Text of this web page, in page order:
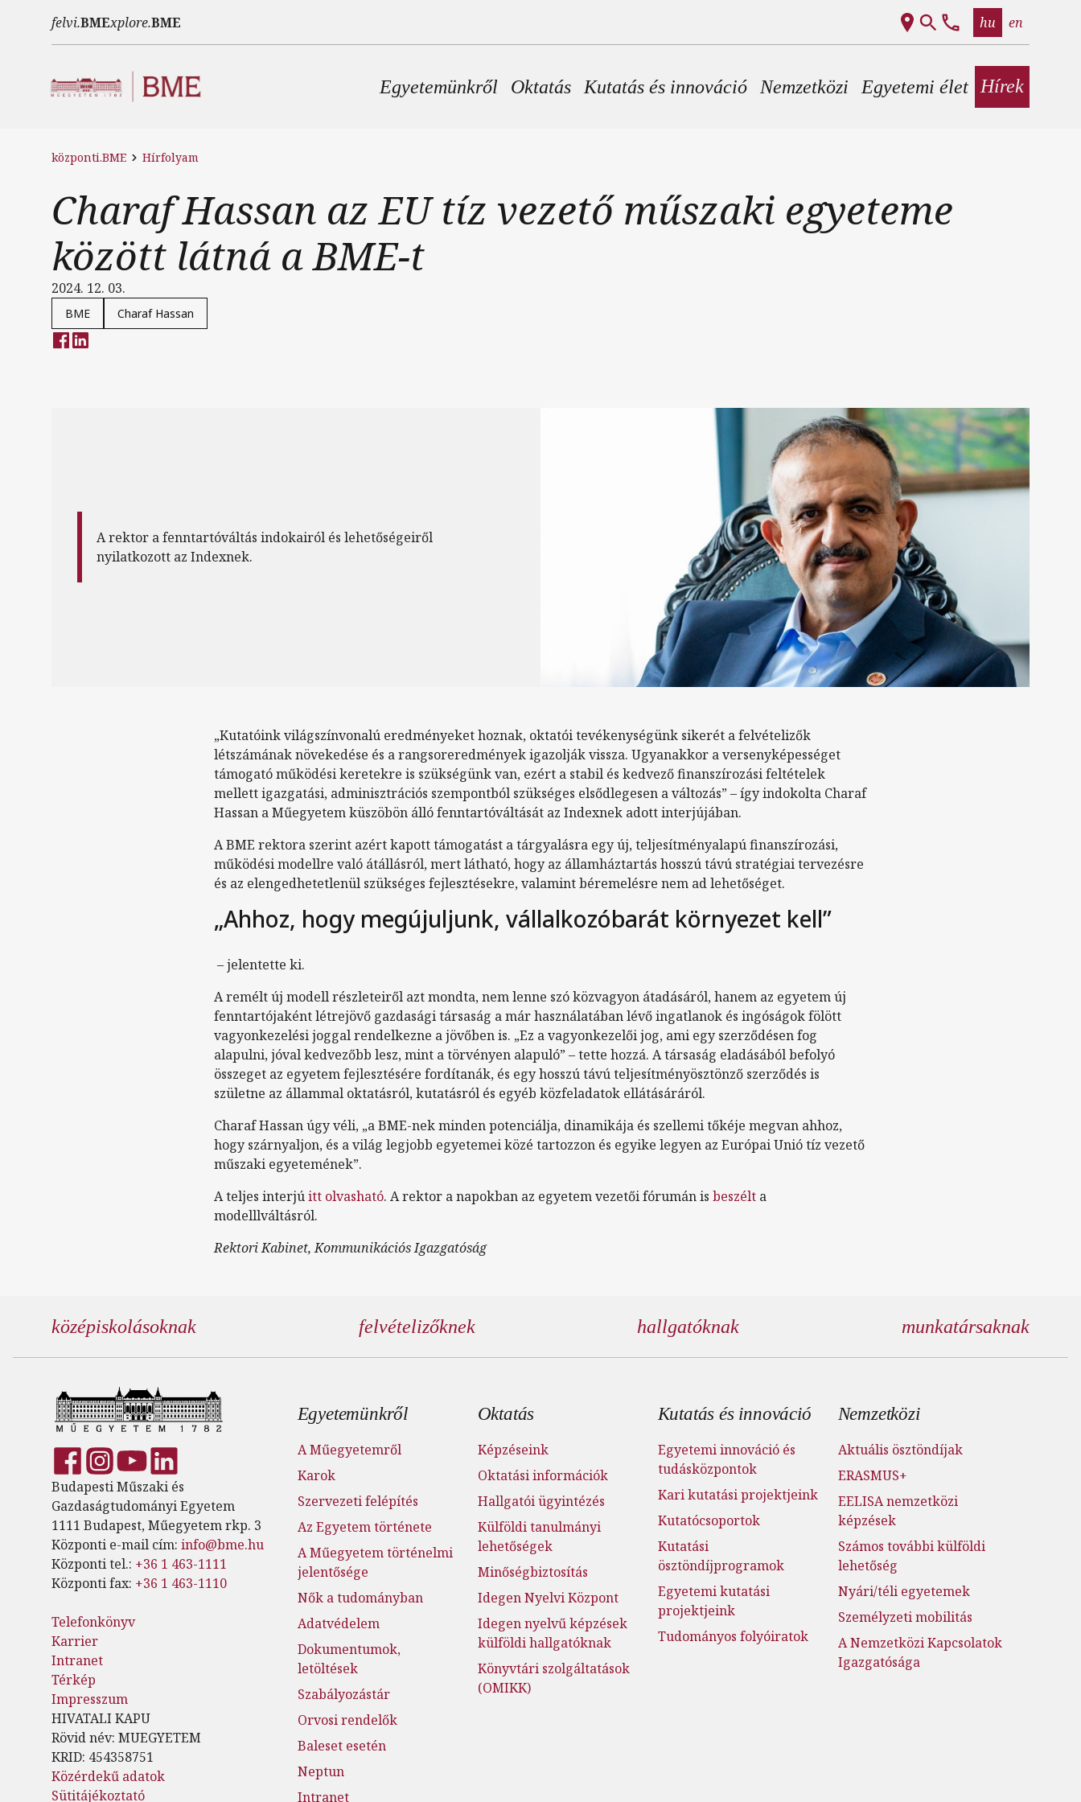
felvi.BMExplore.BME hu en
Fő navigáció
Egyetemünkről Oktatás Kutatás és innováció Nemzetközi Egyetemi élet Hírek
központi.BME Hírfolyam
Charaf Hassan az EU tíz vezető műszaki egyeteme
között látná a BME-t
2024. 12. 03.
BME Charaf Hassan
A rektor a fenntartóváltás indokairól és lehetőségeiről
nyilatkozott az Indexnek.
„Kutatóink világszínvonalú eredményeket hoznak, oktatói tevékenységünk sikerét a felvételizők
létszámának növekedése és a rangsoreredmények igazolják vissza. Ugyanakkor a versenyképességet
támogató működési keretekre is szükségünk van, ezért a stabil és kedvező finanszírozási feltételek
mellett igazgatási, adminisztrációs szempontból szükséges elsődlegesen a változás” – így indokolta Charaf
Hassan a Műegyetem küszöbön álló fenntartóváltását az Indexnek adott interjújában.
A BME rektora szerint azért kapott támogatást a tárgyalásra egy új, teljesítményalapú finanszírozási,
működési modellre való átállásról, mert látható, hogy az államháztartás hosszú távú stratégiai tervezésre
és az elengedhetetlenül szükséges fejlesztésekre, valamint béremelésre nem ad lehetőséget.
„Ahhoz, hogy megújuljunk, vállalkozóbarát környezet kell”
– jelentette ki.
A remélt új modell részleteiről azt mondta, nem lenne szó közvagyon átadásáról, hanem az egyetem új
fenntartójaként létrejövő gazdasági társaság a már használatában lévő ingatlanok és ingóságok fölött
vagyonkezelési joggal rendelkezne a jövőben is. „Ez a vagyonkezelői jog, ami egy szerződésen fog
alapulni, jóval kedvezőbb lesz, mint a törvényen alapuló” – tette hozzá. A társaság eladásából befolyó
összeget az egyetem fejlesztésére fordítanák, és egy hosszú távú teljesítményösztönző szerződés is
születne az állammal oktatásról, kutatásról és egyéb közfeladatok ellátásáráról.
Charaf Hassan úgy véli, „a BME-nek minden potenciálja, dinamikája és szellemi tőkéje megvan ahhoz,
hogy szárnyaljon, és a világ legjobb egyetemei közé tartozzon és egyike legyen az Európai Unió tíz vezető
műszaki egyetemének”.
A teljes interjúitt olvasható. A rektor a napokban az egyetem vezetői fórumán is beszélt a
modelllváltásról.
Rektori Kabinet, Kommunikációs Igazgatóság
középiskolásoknak felvételizőknek hallgatóknak munkatársaknak
Budapesti Műszaki és
Gazdaságtudományi Egyetem
1111 Budapest, Műegyetem rkp. 3
Központi e-mail cím: info@bme.hu
Központi tel.: +36 1 463-1111
Központi fax: +36 1 463-1110
Telefonkönyv
Karrier
Intranet
Térkép
Impresszum
HIVATALI KAPU
Rövid név: MUEGYETEM
KRID: 454358751
Közérdekű adatok
Sütitájékoztató
Lábléc menü
Egyetemünkről
A Műegyetemről
Karok
Szervezeti felépítés
Az Egyetem története
A Műegyetem történelmi
jelentősége
Nők a tudományban
Adatvédelem
Dokumentumok,
letöltések
Szabályozástár
Orvosi rendelők
Baleset esetén
Neptun
Intranet
Oktatás
Képzéseink
Oktatási információk
Hallgatói ügyintézés
Külföldi tanulmányi
lehetőségek
Minőségbiztosítás
Idegen Nyelvi Központ
Idegen nyelvű képzések
külföldi hallgatóknak
Könyvtári szolgáltatások
(OMIKK)
Kutatás és innováció
Egyetemi innováció és
tudásközpontok
Kari kutatási projektjeink
Kutatócsoportok
Kutatási
ösztöndíjprogramok
Egyetemi kutatási
projektjeink
Tudományos folyóiratok
Nemzetközi
Aktuális ösztöndíjak
ERASMUS+
EELISA nemzetközi
képzések
Számos további külföldi
lehetőség
Nyári/téli egyetemek
Személyzeti mobilitás
A Nemzetközi Kapcsolatok
Igazgatósága